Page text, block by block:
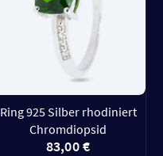
Ring 925 Silber rhodiniert
Chromdiopsid
83,00 €